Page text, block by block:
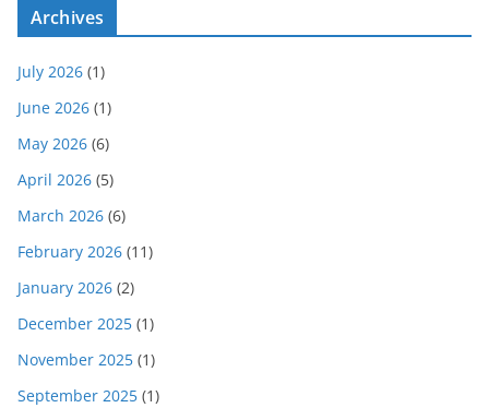
Archives
July 2026 (1)
June 2026 (1)
May 2026 (6)
April 2026 (5)
March 2026 (6)
February 2026 (11)
January 2026 (2)
December 2025 (1)
November 2025 (1)
September 2025 (1)